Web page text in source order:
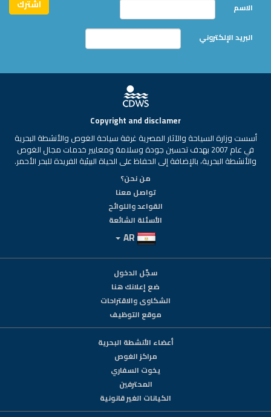
الاسم
البريد الإلكتروني
Copyright and disclamer
أسست وزارة السياحة والآثار المصرية غرفة سياحة الغوص والأنشطة البحرية
في عام 2007 بهدف تحسين جودة وسلامة ومعايير خدمات مجال الغوص
والأنشطة البحرية، بالإضافة إلى الحفاظ على الحياة البيئية الفريدة للبحر الأحمر.
من نحن؟
تواصل معنا
القواعد واللوائح
الأسئلة الشائعة
سجّل الدخول
ضع إعلانك هنا
الشكاوى والاقتراحات
موقع التوظيف
أعضاء الأنشطة البحرية
مراكز الغوص
يخوت السفاري
المحترفين
الكيانات الغير قانونية